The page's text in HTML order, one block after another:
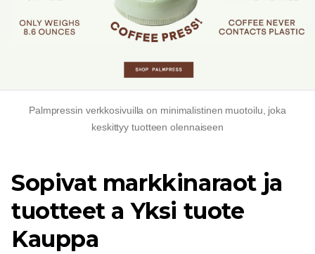
Palmpressin verkkosivuilla on minimalistinen muotoilu, joka
keskittyy tuotteen olennaiseen
Sopivat markkinaraot ja
tuotteet aYksi tuote
Kauppa